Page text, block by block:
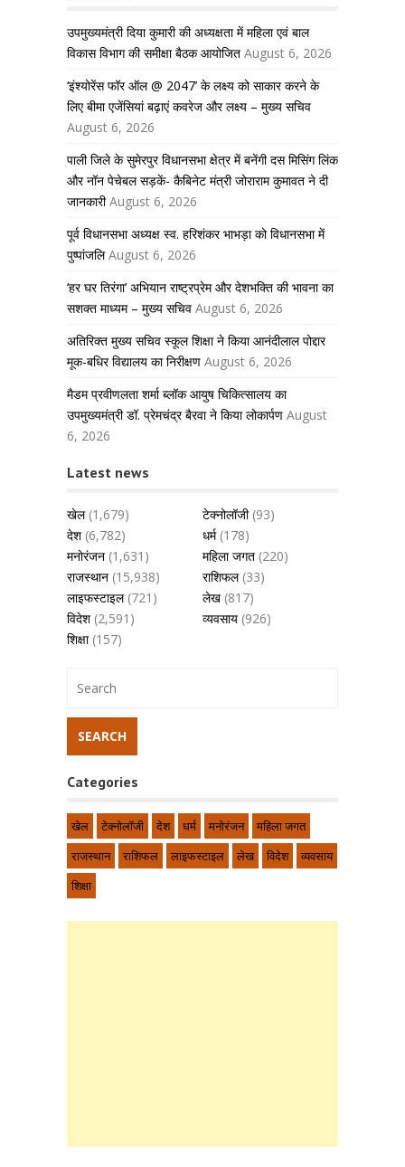
उपमुख्यमंत्री दिया कुमारी की अध्यक्षता में महिला एवं बाल
विकास विभाग की समीक्षा बैठक आयोजित August 6, 2026
‘इंश्योरेंस फॉर ऑल @ 2047’ के लक्ष्य को साकार करने के
लिए बीमा एजेंसियां बढ़ाएं कवरेज और लक्ष्य – मुख्य सचिव
August 6, 2026
पाली जिले के सुमेरपुर विधानसभा क्षेत्र में बनेंगी दस मिसिंग लिंक
और नॉन पेचेबल सड़कें- कैबिनेट मंत्री जोराराम कुमावत ने दी
जानकारी August 6, 2026
पूर्व विधानसभा अध्यक्ष स्व. हरिशंकर भाभड़ा को विधानसभा में
पुष्पांजलि August 6, 2026
‘हर घर तिरंगा’ अभियान राष्ट्रप्रेम और देशभक्ति की भावना का
सशक्त माध्यम – मुख्य सचिव August 6, 2026
अतिरिक्त मुख्य सचिव स्कूल शिक्षा ने किया आनंदीलाल पोद्दार
मूक-बधिर विद्यालय का निरीक्षण August 6, 2026
मैडम प्रवीणलता शर्मा ब्लॉक आयुष चिकित्सालय का
उपमुख्यमंत्री डॉ. प्रेमचंद्र बैरवा ने किया लोकार्पण August
6, 2026
Latest news
खेल(1,679) टेक्नोलॉजी(93)
देश(6,782) धर्म(178)
मनोरंजन (1,631) महिला जगत (220)
राजस्थान (15,938) राशिफल(33)
लाइफस्टाइल(721) लेख (817)
विदेश(2,591) व्यवसाय (926)
शिक्षा(157)
Categories
खेल टेक्नोलॉजी देश धर्म मनोरंजन
महिला जगत
राजस्थान
राशिफल लाइफस्टाइल लेख विदेश
व्यवसाय
शिक्षा